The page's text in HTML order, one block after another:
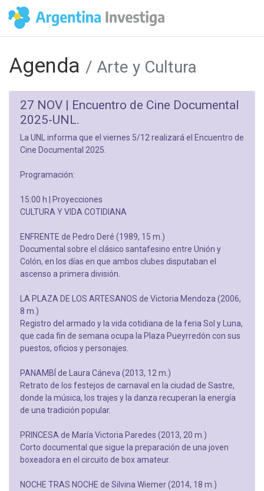
Agenda / Arte y Cultura
27 NOV | Encuentro de Cine Documental
2025-UNL.
La UNL informa que el viernes 5/12 realizará el Encuentro de
Cine Documental 2025.
Programación:
15:00 h | Proyecciones
CULTURA Y VIDA COTIDIANA
ENFRENTE de Pedro Deré (1989, 15 m.)
Documental sobre el clásico santafesino entre Unión y
Colón, en los días en que ambos clubes disputaban el
ascenso a primera división.
LA PLAZA DE LOS ARTESANOS de Victoria Mendoza (2006,
8 m.)
Registro del armado y la vida cotidiana de la feria Sol y Luna,
que cada fin de semana ocupa la Plaza Pueyrredón con sus
puestos, oficios y personajes.
PANAMBÍ de Laura Cáneva (2013, 12 m.)
Retrato de los festejos de carnaval en la ciudad de Sastre,
donde la música, los trajes y la danza recuperan la energía
de una tradición popular.
PRINCESA de María Victoria Paredes (2013, 20 m.)
Corto documental que sigue la preparación de una joven
boxeadora en el circuito de box amateur.
NOCHE TRAS NOCHE de Silvina Wiemer (2014, 18 m.)